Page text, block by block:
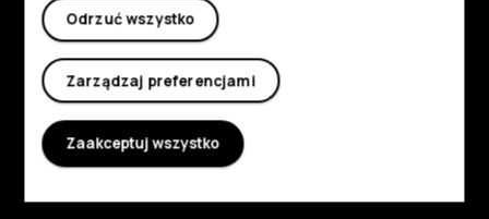
Informacje
Planet and people
Wsparcie
FacebookInstagram
TiktokYoutubeLinkedin
Odrzuć wszystko
Zarządzaj preferencjami
Zaakceptuj wszystko